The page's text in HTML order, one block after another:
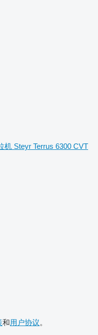
机 Steyr Terrus 6300 CVT
和用户协议。